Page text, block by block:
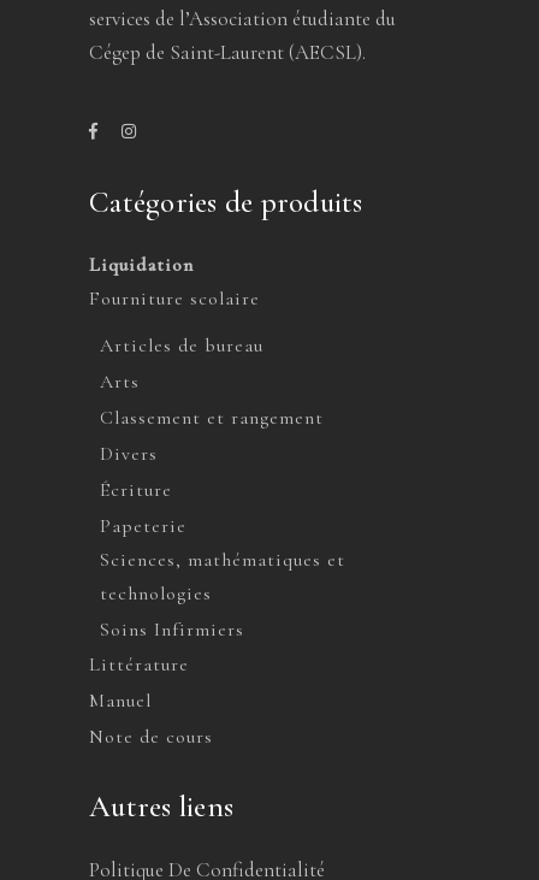
services de l’Association étudiante du
Cégep de Saint-Laurent (AECSL).
Catégories de produits
Liquidation
Fourniture scolaire
Articles de bureau
Arts
Classement et rangement
Divers
Écriture
Papeterie
Sciences, mathématiques et
technologies
Soins Infirmiers
Littérature
Manuel
Note de cours
Autres liens
Politique De Confidentialité